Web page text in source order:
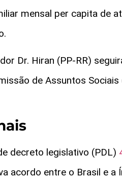
mensal per capita de
Dr. Hiran (PP-RR)
de Assuntos
decreto legislativo (PDL)
acordo entre o Brasil e